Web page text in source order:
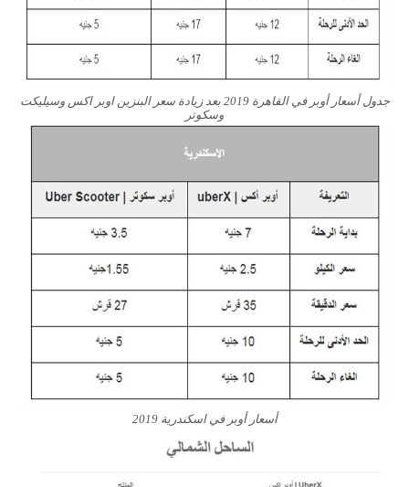
جدول أسعار أوبر في القاهرة 2019 بعد زيادة سعر البنزين اوبر اكس وسيليكت
وسكوتر
أسعار أوبر في اسكندرية 2019